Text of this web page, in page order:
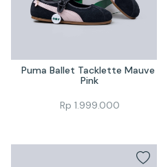
Puma Ballet Tacklette Mauve
Pink
Rp 1.999.000